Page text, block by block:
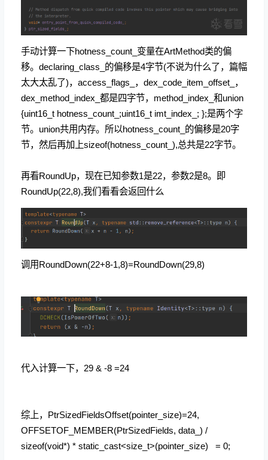
手动计算一下hotness_count_变量在ArtMethod类的偏
移。declaring_class_的偏移是4字节(不说为什么了，篇幅
太大太乱了)，access_flags_，dex_code_item_offset_，
dex_method_index_都是四字节，method_index_和union
{uint16_t hotness_count_;uint16_t imt_index_; };是两个字
节。 union共用内存。所以hotness_count_的偏移是20字
节，然后再加上sizeof(hotness_count_ ),总共是22字节。
再看RoundUp，现在已知参数1是22，参数2是8。即
RoundUp(22,8),我们看看会返回什么
调用RoundDown(22+8-1,8)=RoundDown(29,8)
代入计算一下，29 & -8 =24
综上，PtrSizedFieldsOffset(pointer_size)=24,
OFFSETOF_MEMBER(PtrSizedFields, data_) /
sizeof(void*) * static_cast<size_t>(pointer_size) = 0;